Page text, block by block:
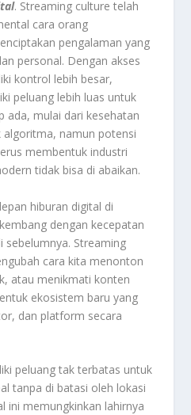
. Streaming culture telah
cara orang
pengalaman yang
personal. Dengan akses
kontrol lebih besar,
peluang lebih luas untuk
ada, mulai dari kesehatan
namun potensi
membentuk industri
tidak bisa di abaikan.
hiburan digital di
dengan kecepatan
sebelumnya. Streaming
cara kita menonton
atau menikmati konten
ekosistem baru yang
dan platform secara
peluang tak terbatas untuk
tanpa di batasi oleh lokasi
ini memungkinkan lahirnya